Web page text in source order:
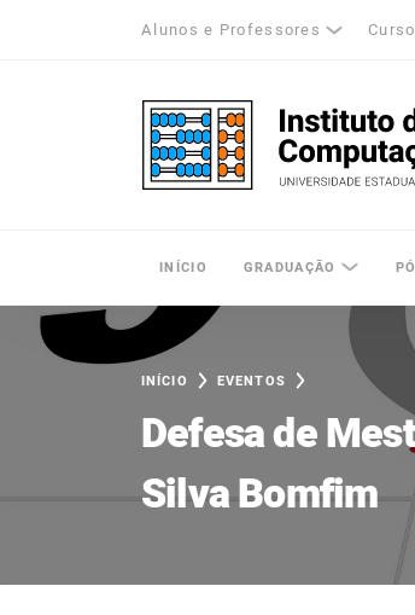
Alunos e Professores
Unicamp - Universidade
INÍCIO GRADUAÇÃO
INÍCIO EVENTOS
Defesa de
Silva Bomfim